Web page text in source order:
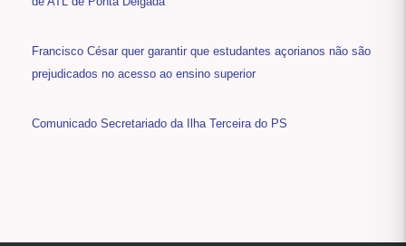
Francisco César quer garantir que estudantes açorianos não são
prejudicados no acesso ao ensino superior
Comunicado Secretariado da Ilha Terceira do PS